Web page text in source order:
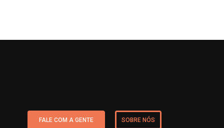
FALE COM A GENTE SOBRE NÓS